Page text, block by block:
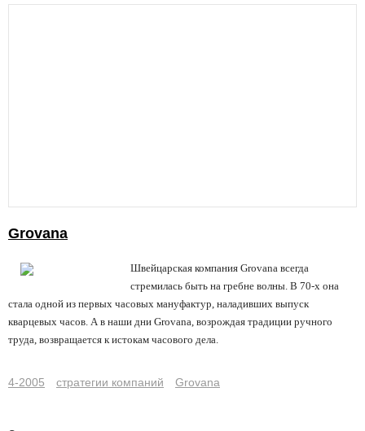
Grovana
Швейцарская компания Grovana всегда
стремилась быть на гребне волны. В 70-х она
стала одной из первых часовых мануфактур, наладивших выпуск
кварцевых часов. А в наши дни Grovana, возрождая традиции ручного
труда, возвращается к истокам часового дела.
4-2005 стратегии компаний Grovana